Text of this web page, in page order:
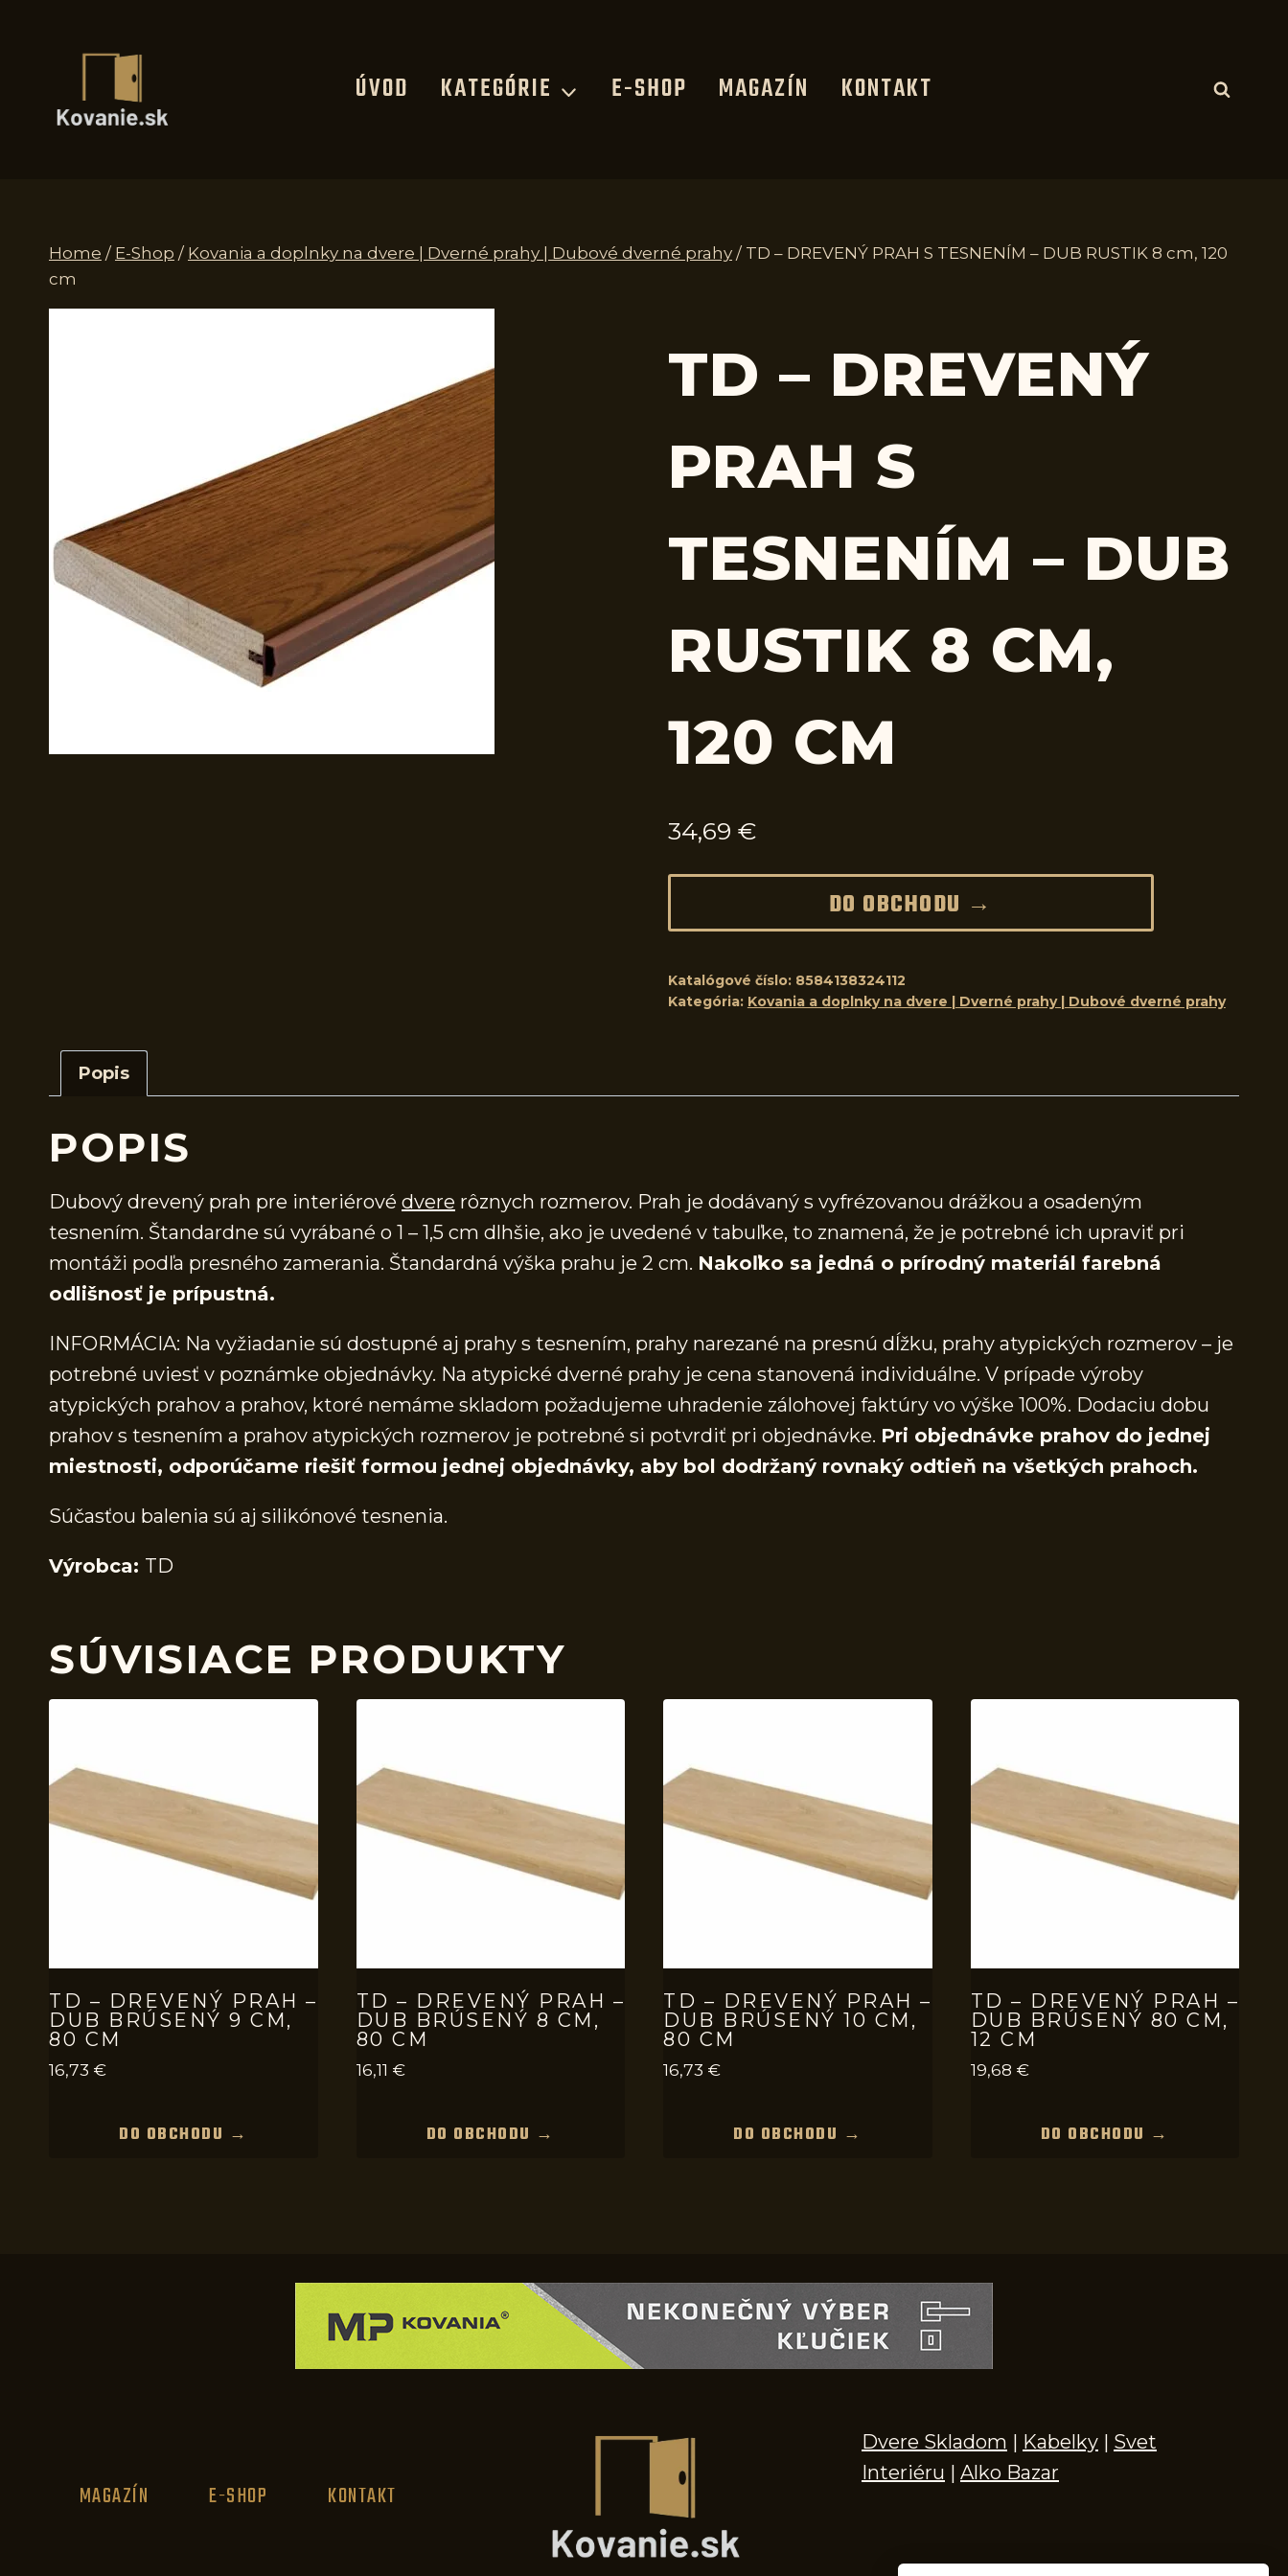
ÚVOD KATEGÓRIE E-SHOP MAGAZÍN KONTAKT
Home / E-Shop / Kovania a doplnky na dvere | Dverné prahy | Dubové dverné prahy / TD – DREVENÝ PRAH S TESNENÍM – DUB RUSTIK 8 cm, 120
cm
TD – DREVENÝ
PRAH S
TESNENÍM – DUB
RUSTIK 8 CM,
120 CM
34,69 €
DO OBCHODU →
Katalógové číslo: 8584138324112
Kategória: Kovania a doplnky na dvere | Dverné prahy | Dubové dverné prahy
Popis
POPIS
Dubový drevený prah pre interiérové dvere rôznych rozmerov. Prah je dodávaný s vyfrézovanou drážkou a osadeným
tesnením. Štandardne sú vyrábané o 1 – 1,5 cm dlhšie, ako je uvedené v tabuľke, to znamená, že je potrebné ich upraviť pri
montáži podľa presného zamerania. Štandardná výška prahu je 2 cm. Nakoľko sa jedná o prírodný materiál farebná
odlišnosť je prípustná.
INFORMÁCIA: Na vyžiadanie sú dostupné aj prahy s tesnením, prahy narezané na presnú dĺžku, prahy atypických rozmerov – je
potrebné uviesť v poznámke objednávky. Na atypické dverné prahy je cena stanovená individuálne. V prípade výroby
atypických prahov a prahov, ktoré nemáme skladom požadujeme uhradenie zálohovej faktúry vo výške 100%. Dodaciu dobu
prahov s tesnením a prahov atypických rozmerov je potrebné si potvrdiť pri objednávke. Pri objednávke prahov do jednej
miestnosti, odporúčame riešiť formou jednej objednávky, aby bol dodržaný rovnaký odtieň na všetkých prahoch.
Súčasťou balenia sú aj silikónové tesnenia.
Výrobca: TD
SÚVISIACE PRODUKTY
TD – DREVENÝ PRAH –
DUB BRÚSENÝ 9 CM,
80 CM
16,73 €
DO OBCHODU →
TD – DREVENÝ PRAH –
DUB BRÚSENÝ 8 CM,
80 CM
16,11 €
DO OBCHODU →
TD – DREVENÝ PRAH –
DUB BRÚSENÝ 10 CM,
80 CM
16,73 €
DO OBCHODU →
TD – DREVENÝ PRAH –
DUB BRÚSENÝ 80 CM,
12 CM
19,68 €
DO OBCHODU →
MAGAZÍN E-SHOP KONTAKT
Dvere Skladom | Kabelky | Svet
Interiéru | Alko Bazar